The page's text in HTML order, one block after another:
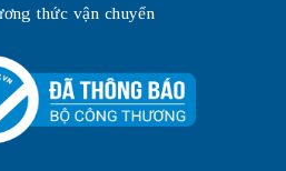
thức vận chuyển